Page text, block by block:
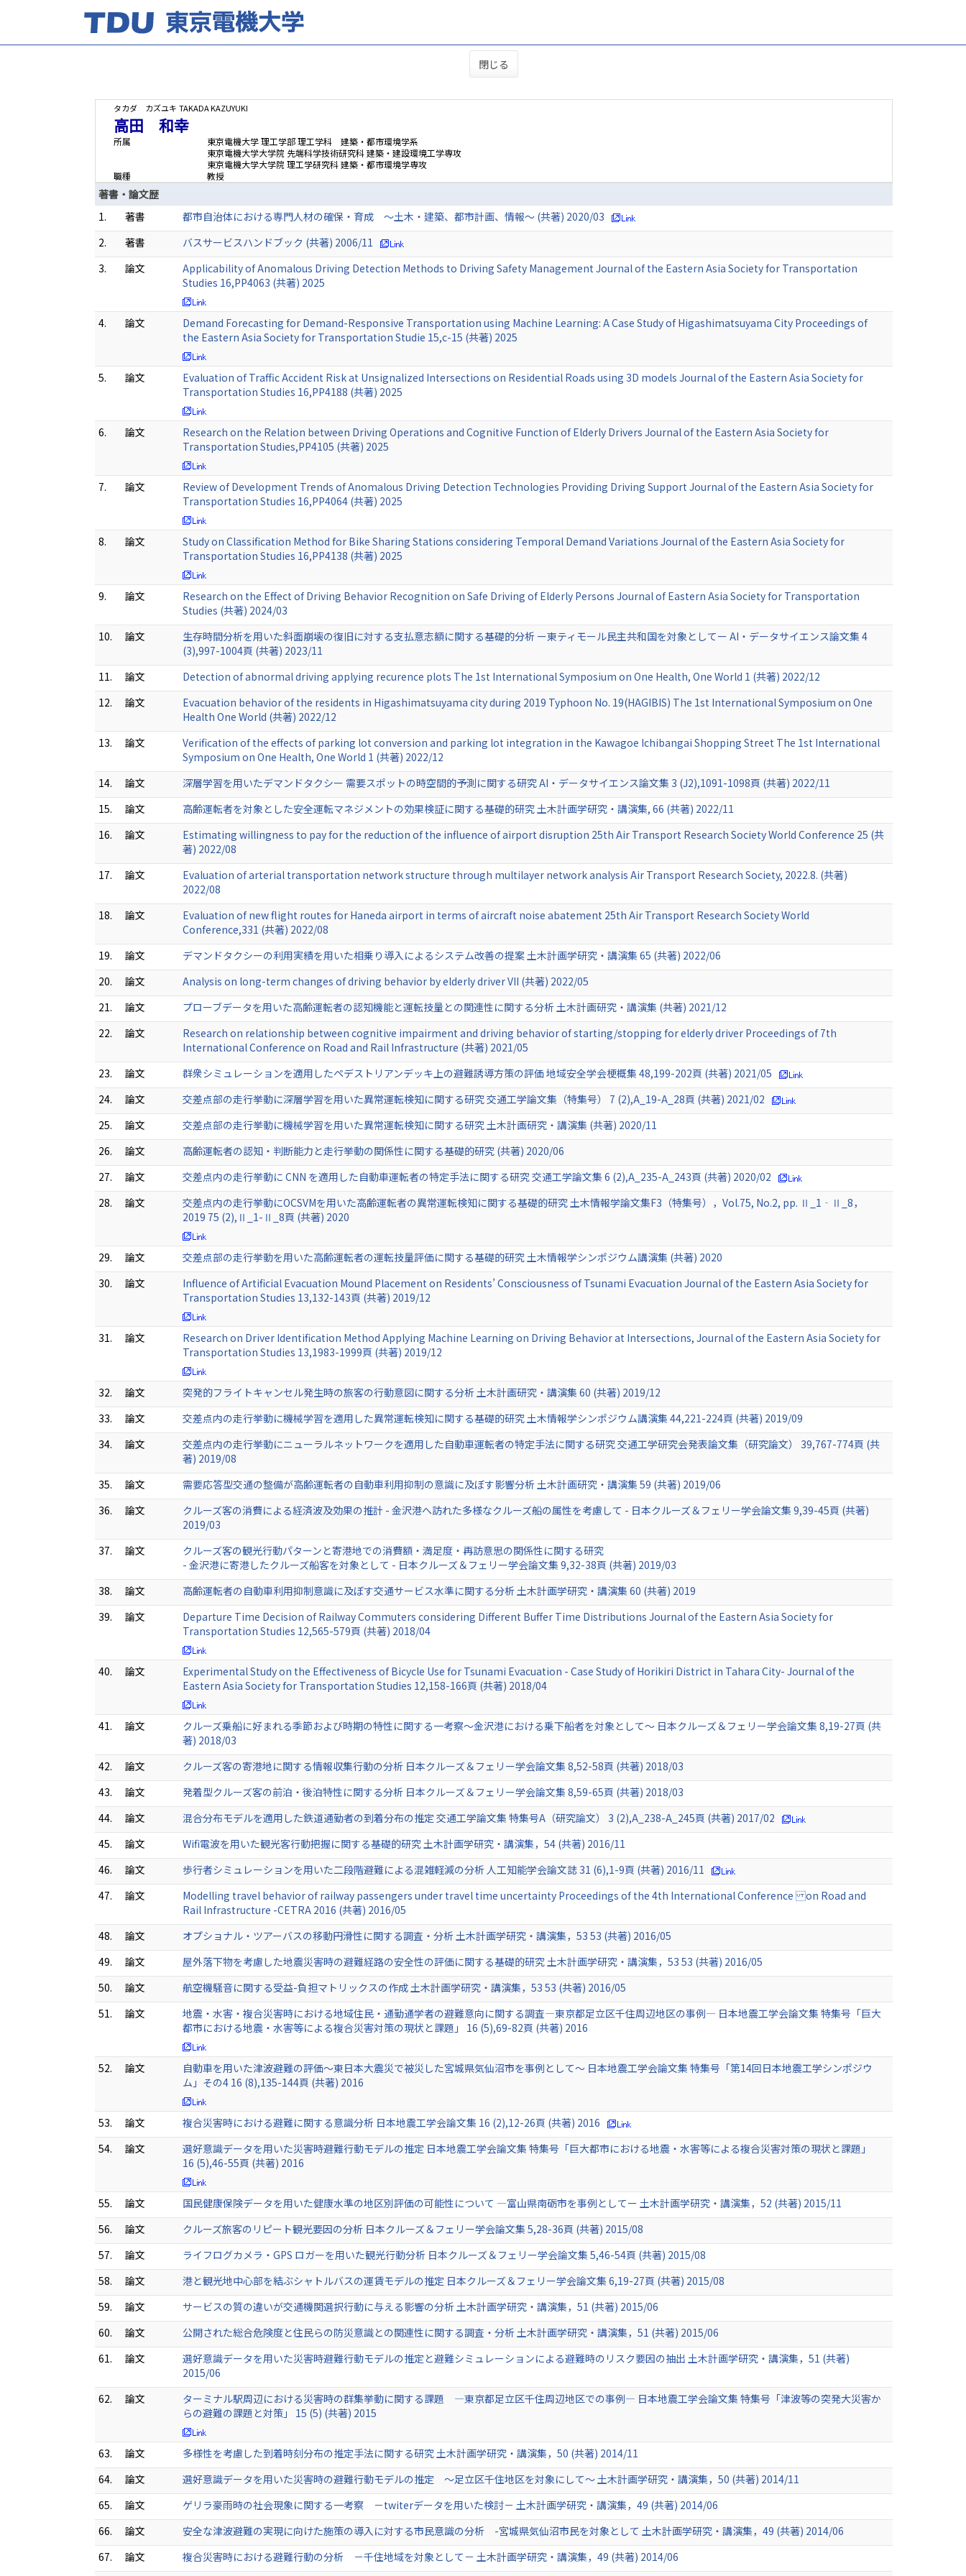
閉じる
タカダ カズユキ TAKADA KAZUYUKI
高田 和幸
所属
東京電機大学 理工学部 理工学科 建築・都市環境学系
東京電機大学大学院 先端科学技術研究科 建築・建設環境工学専攻
東京電機大学大学院 理工学研究科 建築・都市環境学専攻
職種
教授
著書・論文歴
1.
著書
都市自治体における専門人材の確保・育成 ～土木・建築、都市計画、情報～ (共著) 2020/03
2.
著書
バスサービスハンドブック (共著) 2006/11
3.
論文
Applicability of Anomalous Driving Detection Methods to Driving Safety Management Journal of the Eastern Asia Society for Transportation
Studies 16,PP4063 (共著) 2025
4. 論文
Demand Forecasting for Demand-Responsive Transportation using Machine Learning: A Case Study of Higashimatsuyama City Proceedings of
the Eastern Asia Society for Transportation Studie 15,c-15 (共著) 2025
5. 論文
Evaluation of Traffic Accident Risk at Unsignalized Intersections on Residential Roads using 3D models Journal of the Eastern Asia Society for
Transportation Studies 16,PP4188 (共著) 2025
6. 論文
Research on the Relation between Driving Operations and Cognitive Function of Elderly Drivers Journal of the Eastern Asia Society for
Transportation Studies,PP4105 (共著) 2025
7. 論文
Review of Development Trends of Anomalous Driving Detection Technologies Providing Driving Support Journal of the Eastern Asia Society for
Transportation Studies 16,PP4064 (共著) 2025
8. 論文
Study on Classification Method for Bike Sharing Stations considering Temporal Demand Variations Journal of the Eastern Asia Society for
Transportation Studies 16,PP4138 (共著) 2025
9. 論文
Research on the Effect of Driving Behavior Recognition on Safe Driving of Elderly Persons Journal of Eastern Asia Society for Transportation
Studies (共著) 2024/03
10.
論文
生存時間分析を用いた斜面崩壊の復旧に対する支払意志額に関する基礎的分析 ー東ティモール民主共和国を対象としてー AI・データサイエンス論文集 4
(3),997-1004頁 (共著) 2023/11
11.
論文
Detection of abnormal driving applying recurence plots The 1st International Symposium on One Health, One World 1 (共著) 2022/12
12.
論文
Evacuation behavior of the residents in Higashimatsuyama city during 2019 Typhoon No. 19(HAGIBIS) The 1st International Symposium on One
Health One World (共著) 2022/12
13.
論文
Verification of the effects of parking lot conversion and parking lot integration in the Kawagoe Ichibangai Shopping Street The 1st International
Symposium on One Health, One World 1 (共著) 2022/12
14.
論文
深層学習を用いたデマンドタクシー 需要スポットの時空間的予測に関する研究 AI・データサイエンス論文集 3 (J2),1091-1098頁 (共著) 2022/11
15.
論文
高齢運転者を対象とした安全運転マネジメントの効果検証に関する基礎的研究 土木計画学研究・講演集, 66 (共著) 2022/11
16.
論文
Estimating willingness to pay for the reduction of the influence of airport disruption 25th Air Transport Research Society World Conference 25 (共
著) 2022/08
17.
論文
Evaluation of arterial transportation network structure through multilayer network analysis Air Transport Research Society, 2022.8. (共著)
2022/08
18.
論文
Evaluation of new flight routes for Haneda airport in terms of aircraft noise abatement 25th Air Transport Research Society World
Conference,331 (共著) 2022/08
19.
論文
デマンドタクシーの利用実績を用いた相乗り導入によるシステム改善の提案 土木計画学研究・講演集 65 (共著) 2022/06
20.
論文
Analysis on long-term changes of driving behavior by elderly driver VII (共著) 2022/05
21.
論文
プローブデータを⽤いた⾼齢運転者の認知機能と運転技量との関連性に関する分析 土木計画研究・講演集 (共著) 2021/12
22.
論文
Research on relationship between cognitive impairment and driving behavior of starting/stopping for elderly driver Proceedings of 7th
International Conference on Road and Rail Infrastructure (共著) 2021/05
23.
論文
群衆シミュレーションを適用したペデストリアンデッキ上の避難誘導方策の評価 地域安全学会梗概集 48,199-202頁 (共著) 2021/05
24.
論文
交差点部の走行挙動に深層学習を用いた異常運転検知に関する研究 交通工学論文集（特集号） 7 (2),A_19-A_28頁 (共著) 2021/02
25.
論文
交差点部の走行挙動に機械学習を用いた異常運転検知に関する研究 土木計画研究・講演集 (共著) 2020/11
26.
論文
高齢運転者の認知・判断能力と走行挙動の関係性に関する基礎的研究 (共著) 2020/06
27.
論文
交差点内の走行挙動に CNN を適用した自動車運転者の特定手法に関する研究 交通工学論文集 6 (2),A_235-A_243頁 (共著) 2020/02
28.
論文
交差点内の走行挙動にOCSVMを用いた高齢運転者の異常運転検知に関する基礎的研究 土木情報学論文集F3（特集号），Vol.75, No.2, pp. Ⅱ_1‐Ⅱ_8，
2019 75 (2),Ⅱ_1-Ⅱ_8頁 (共著) 2020
29. 論文
交差点部の走行挙動を用いた高齢運転者の運転技量評価に関する基礎的研究 土木情報学シンポジウム講演集 (共著) 2020
30.
論文
Influence of Artificial Evacuation Mound Placement on Residents’ Consciousness of Tsunami Evacuation Journal of the Eastern Asia Society for
Transportation Studies 13,132-143頁 (共著) 2019/12
31. 論文
Research on Driver Identification Method Applying Machine Learning on Driving Behavior at Intersections, Journal of the Eastern Asia Society for
Transportation Studies 13,1983-1999頁 (共著) 2019/12
32. 論文
突発的フライトキャンセル発生時の旅客の行動意図に関する分析 土木計画研究・講演集 60 (共著) 2019/12
33.
論文
交差点内の走行挙動に機械学習を適用した異常運転検知に関する基礎的研究 土木情報学シンポジウム講演集 44,221-224頁 (共著) 2019/09
34.
論文
交差点内の走行挙動にニューラルネットワークを適用した自動車運転者の特定手法に関する研究 交通工学研究会発表論文集（研究論文） 39,767-774頁 (共
著) 2019/08
35.
論文
需要応答型交通の整備が高齢運転者の自動車利用抑制の意識に及ぼす影響分析 土木計画研究・講演集 59 (共著) 2019/06
36.
論文
クルーズ客の消費による経済波及効果の推計 - 金沢港へ訪れた多様なクルーズ船の属性を考慮して - 日本クルーズ＆フェリー学会論文集 9,39-45頁 (共著)
2019/03
37.
論文
クルーズ客の観光行動パターンと寄港地での消費額・満足度・再訪意思の関係性に関する研究
- 金沢港に寄港したクルーズ船客を対象として - 日本クルーズ＆フェリー学会論文集 9,32-38頁 (共著) 2019/03
38.
論文
高齢運転者の自動車利用抑制意識に及ぼす交通サービス水準に関する分析 土木計画学研究・講演集 60 (共著) 2019
39.
論文
Departure Time Decision of Railway Commuters considering Different Buffer Time Distributions Journal of the Eastern Asia Society for
Transportation Studies 12,565-579頁 (共著) 2018/04
40. 論文
Experimental Study on the Effectiveness of Bicycle Use for Tsunami Evacuation - Case Study of Horikiri District in Tahara City- Journal of the
Eastern Asia Society for Transportation Studies 12,158-166頁 (共著) 2018/04
41. 論文
クルーズ乗船に好まれる季節および時期の特性に関する一考察～金沢港における乗下船者を対象として～ 日本クルーズ＆フェリー学会論文集 8,19-27頁 (共
著) 2018/03
42.
論文
クルーズ客の寄港地に関する情報収集行動の分析 日本クルーズ＆フェリー学会論文集 8,52-58頁 (共著) 2018/03
43.
論文
発着型クルーズ客の前泊・後泊特性に関する分析 日本クルーズ＆フェリー学会論文集 8,59-65頁 (共著) 2018/03
44.
論文
混合分布モデルを適用した鉄道通勤者の到着分布の推定 交通工学論文集 特集号A（研究論文） 3 (2),A_238-A_245頁 (共著) 2017/02
45.
論文
Wifi電波を用いた観光客行動把握に関する基礎的研究 土木計画学研究・講演集，54 (共著) 2016/11
46.
論文
歩行者シミュレーションを用いた二段階避難による混雑軽減の分析 人工知能学会論文誌 31 (6),1-9頁 (共著) 2016/11
47.
論文
Modelling travel behavior of railway passengers under travel time uncertainty Proceedings of the 4th International Conference on Road and
Rail Infrastructure -CETRA 2016 (共著) 2016/05
48.
論文
オプショナル・ツアーバスの移動円滑性に関する調査・分析 土木計画学研究・講演集，53 53 (共著) 2016/05
49.
論文
屋外落下物を考慮した地震災害時の避難経路の安全性の評価に関する基礎的研究 土木計画学研究・講演集，53 53 (共著) 2016/05
50.
論文
航空機騒音に関する受益-負担マトリックスの作成 土木計画学研究・講演集，53 53 (共著) 2016/05
51.
論文
地震・水害・複合災害時における地域住民・通勤通学者の避難意向に関する調査―東京都足立区千住周辺地区の事例― 日本地震工学会論文集 特集号「巨大
都市における地震・水害等による複合災害対策の現状と課題」 16 (5),69-82頁 (共著) 2016
52. 論文
自動車を用いた津波避難の評価～東日本大震災で被災した宮城県気仙沼市を事例として～ 日本地震工学会論文集 特集号「第14回日本地震工学シンポジウ
ム」その4 16 (8),135-144頁 (共著) 2016
53. 論文
複合災害時における避難に関する意識分析 日本地震工学会論文集 16 (2),12-26頁 (共著) 2016
54.
論文
選好意識データを用いた災害時避難行動モデルの推定 日本地震工学会論文集 特集号「巨大都市における地震・水害等による複合災害対策の現状と課題」
16 (5),46-55頁 (共著) 2016
55. 論文
国民健康保険データを用いた健康水準の地区別評価の可能性について ―富山県南砺市を事例としてー 土木計画学研究・講演集，52 (共著) 2015/11
56.
論文
クルーズ旅客のリピート観光要因の分析 日本クルーズ＆フェリー学会論文集 5,28-36頁 (共著) 2015/08
57.
論文
ライフログカメラ・GPS ロガーを用いた観光行動分析 日本クルーズ＆フェリー学会論文集 5,46-54頁 (共著) 2015/08
58.
論文
港と観光地中心部を結ぶシャトルバスの運賃モデルの推定 日本クルーズ＆フェリー学会論文集 6,19-27頁 (共著) 2015/08
59.
論文
サービスの質の違いが交通機関選択行動に与える影響の分析 土木計画学研究・講演集，51 (共著) 2015/06
60.
論文
公開された総合危険度と住民らの防災意識との関連性に関する調査・分析 土木計画学研究・講演集，51 (共著) 2015/06
61.
論文
選好意識データを用いた災害時避難行動モデルの推定と避難シミュレーションによる避難時のリスク要因の抽出 土木計画学研究・講演集，51 (共著)
2015/06
62.
論文
ターミナル駅周辺における災害時の群集挙動に関する課題 ―東京都足立区千住周辺地区での事例― 日本地震工学会論文集 特集号「津波等の突発大災害か
らの避難の課題と対策」 15 (5) (共著) 2015
63. 論文
多様性を考慮した到着時刻分布の推定手法に関する研究 土木計画学研究・講演集，50 (共著) 2014/11
64.
論文
選好意識データを用いた災害時の避難行動モデルの推定 ～足立区千住地区を対象にして～ 土木計画学研究・講演集，50 (共著) 2014/11
65.
論文
ゲリラ豪雨時の社会現象に関する一考察 －twiterデータを用いた検討－ 土木計画学研究・講演集，49 (共著) 2014/06
66.
論文
安全な津波避難の実現に向けた施策の導入に対する市民意識の分析 -宮城県気仙沼市民を対象として 土木計画学研究・講演集，49 (共著) 2014/06
67.
論文
複合災害時における避難行動の分析 －千住地域を対象として－ 土木計画学研究・講演集，49 (共著) 2014/06